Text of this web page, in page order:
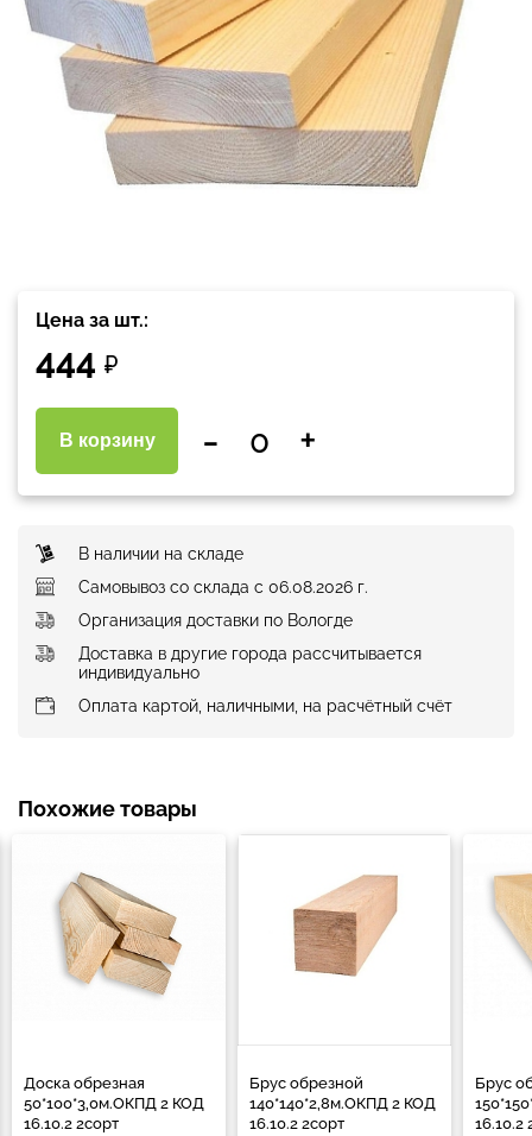
Цена за шт.:
444 ₽
В корзину - +
В наличии на складе
Самовывоз со склада с 06.08.2026 г.
Организация доставки по Вологде
Доставка в другие города рассчитывается
индивидуально
Оплата картой, наличными, на расчётный счёт
Похожие товары
Доска обрезная
50*100*3,0м.ОКПД 2 КОД
16.10.2 2сорт
Брус обрезной
140*140*2,8м.ОКПД 2 КОД
16.10.2 2сорт
Брус
16.10.2